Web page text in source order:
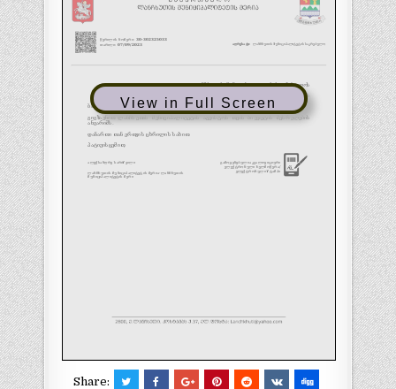
View in Full Screen
Share: